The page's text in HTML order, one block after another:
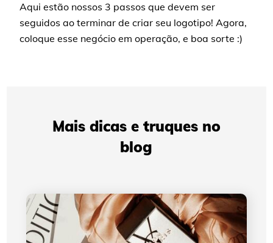
Aqui estão nossos 3 passos que devem ser
seguidos ao terminar de criar seu logotipo! Agora,
coloque esse negócio em operação, e boa sorte :)
Mais dicas e truques no
blog
A evolução do logotipo da Yves Saint Laurent